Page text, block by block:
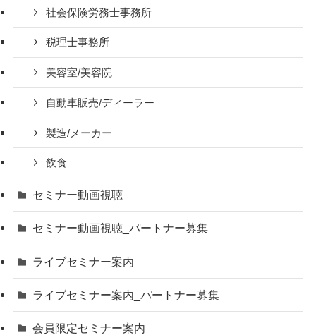
社会保険労務士事務所
税理士事務所
美容室/美容院
自動車販売/ディーラー
製造/メーカー
飲食
セミナー動画視聴
セミナー動画視聴_パートナー募集
ライブセミナー案内
ライブセミナー案内_パートナー募集
会員限定セミナー案内